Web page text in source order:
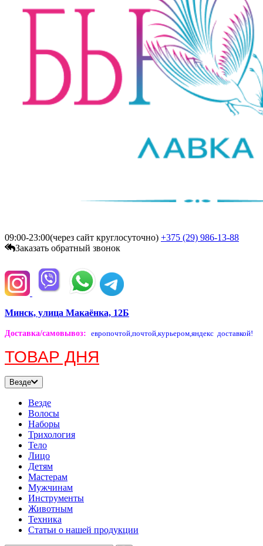
09:00-23:00(через сайт круглосуточно) +375 (29) 986-13-88
Заказать обратный звонок
Минск, улица Макаёнка, 12Б
Доставка/самовывоз: европочтой,почтой,курьером,яндекс доставкой!
ТОВАР ДНЯ
Везде
Везде
Волосы
Наборы
Трихология
Тело
Лицо
Детям
Мастерам
Мужчинам
Инструменты
Животным
Техника
Статьи о нашей продукции